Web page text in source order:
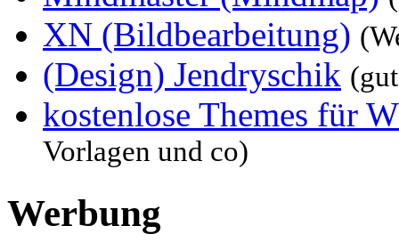
XN (Bildbearbeitung)
(Design) Jendryschik
kostenlose Themes für
Vorlagen und co)
Werbung